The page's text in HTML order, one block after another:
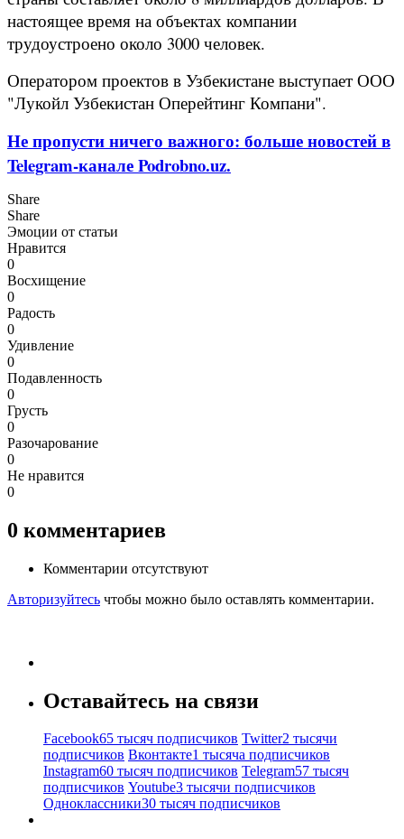
настоящее время на объектах компании
трудоустроено около 3000 человек.
Оператором проектов в Узбекистане выступает ООО
"Лукойл Узбекистан Оперейтинг Компани".
Не пропусти ничего важного: больше новостей в
Telegram-канале Podrobno.uz.
Share
Share
Эмоции от статьи
Нравится
0
Восхищение
0
Радость
0
Удивление
0
Подавленность
0
Грусть
0
Разочарование
0
Не нравится
0
0 комментариев
Комментарии отсутствуют
Авторизуйтесь чтобы можно было оставлять комментарии.
Оставайтесь на связи
Facebook65 тысяч подписчиков Twitter2 тысячи
подписчиков Вконтакте1 тысяча подписчиков
Instagram60 тысяч подписчиков Telegram57 тысяч
подписчиков Youtube3 тысячи подписчиков
Одноклассники30 тысяч подписчиков